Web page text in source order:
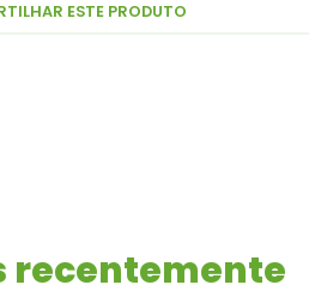
ESTE PRODUTO
recentemente